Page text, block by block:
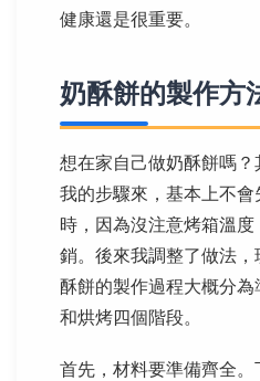
健康還是很重要。
奶酥餅的製作方
想在家自己做奶酥餅嗎
我的步驟來，基本上不
時，因為沒注意烤箱溫
銷。後來我調整了做法
酥餅的製作過程大概分
和烘烤四個階段。
首先，材料要準備齊全